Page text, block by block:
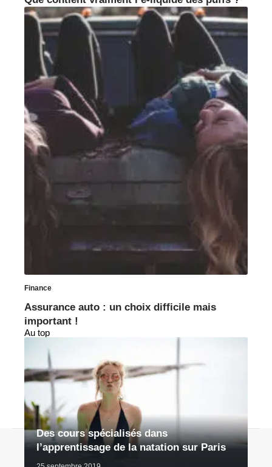
Finance
Assurance auto : un choix difficile mais
important !
Au top
Des cours spécialisés dans
l’apprentissage de la natation sur Paris
© 2026 | bhmagazine.fr
Contact Mentions légales Sitemap